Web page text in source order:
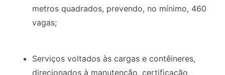
metros quadrados, prevendo, no mínimo, 460
vagas;
Serviços voltados às cargas e contêineres,
direcionados à manutenção, certificação,